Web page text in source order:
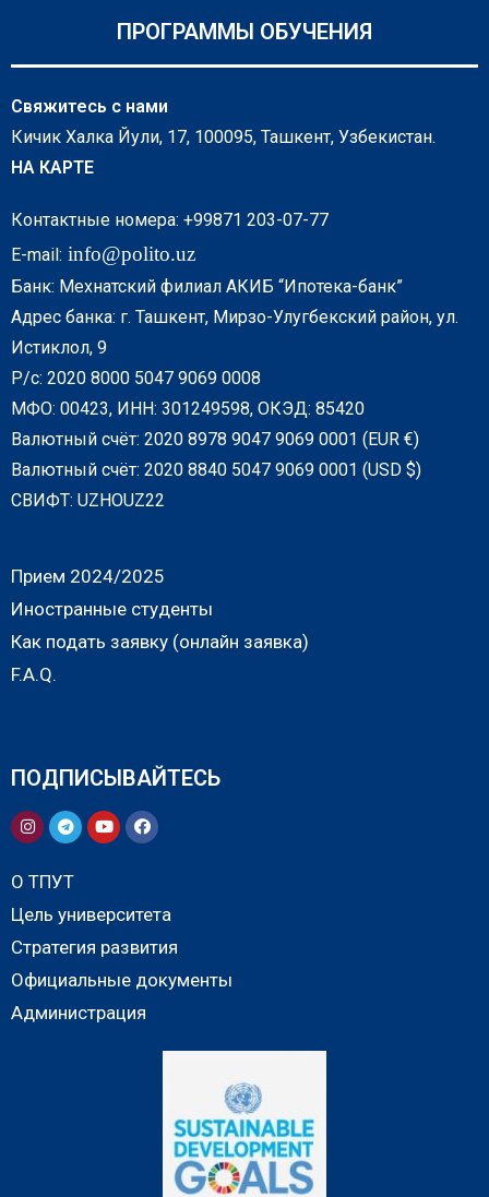
ПРОГРАММЫ ОБУЧЕНИЯ
Свяжитесь с нами
Кичик Халка Йули, 17, 100095, Ташкент, Узбекистан.
НА КАРТЕ
Контактные номера: +99871 203-07-77
E-mail: info@polito.uz
Банк: Мехнатский филиал АКИБ “Ипотека-банк”
Адрес банка: г. Ташкент, Мирзо-Улугбекский район, ул.
Истиклол, 9
Р/с: 2020 8000 5047 9069 0008
МФО: 00423, ИНН: 301249598, ОКЭД: 85420
Валютный счёт: 2020 8978 9047 9069 0001 (EUR €)
Валютный счёт: 2020 8840 5047 9069 0001 (USD $)
СВИФТ: UZHOUZ22
Прием 2024/2025
Иностранные студенты
Как подать заявку (онлайн заявка)
F.A.Q.
ПОДПИСЫВАЙТЕСЬ
О ТПУТ
Цель университета
Стратегия развития
Официальные документы
Администрация